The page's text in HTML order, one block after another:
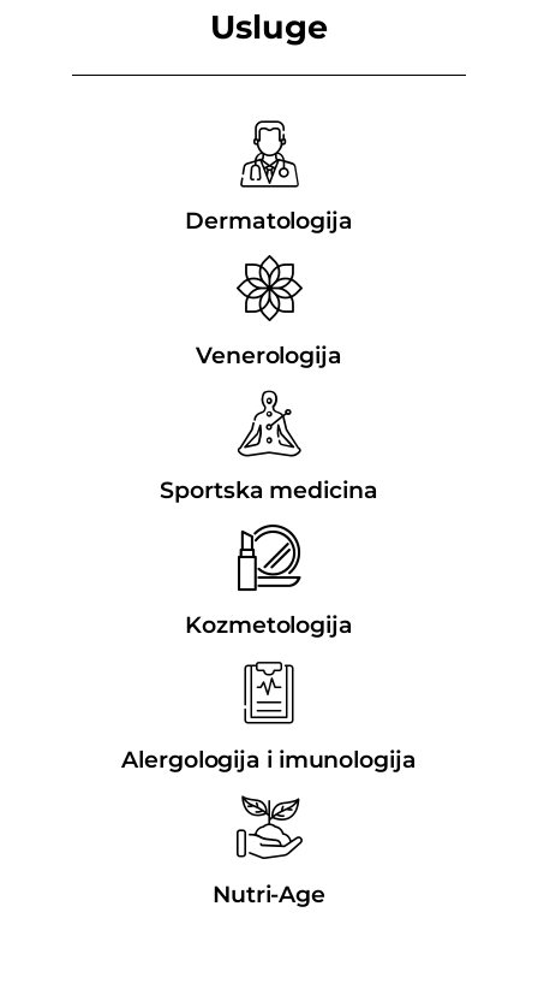
Usluge
Dermatologija
Venerologija
Sportska medicina
Kozmetologija
Alergologija i imunologija
Nutri-Age